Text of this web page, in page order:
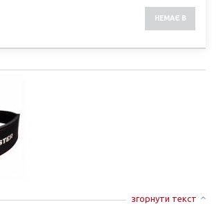
НЕМАЄ В
згорнути текст